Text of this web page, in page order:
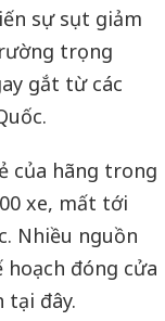
sự sụt giảm
trọng
gắt từ các
của hãng trong
xe, mất tới
Nhiều nguồn
đóng cửa
tại đây.